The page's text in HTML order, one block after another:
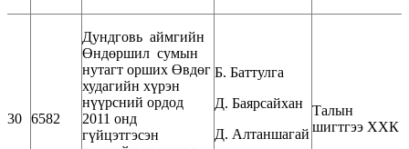
30 6582
Дундговь аймгийн
Өндөршил сумын
нутагт орших Өвдөг
худагийн хүрэн
нүүрсний ордод
2011 онд
гүйцэтгэсэн
Б. Баттулга
Д. Баярсайхан
Д. Алтаншагай
Талын
шигтгээ ХХК